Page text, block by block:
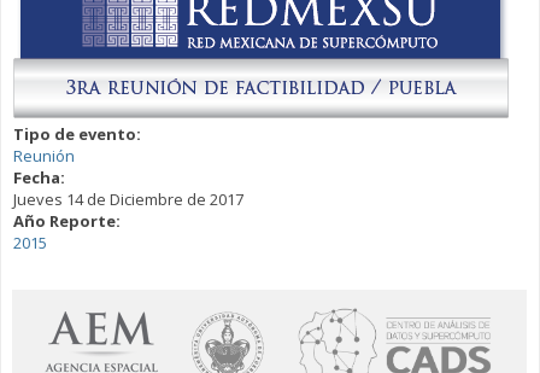
Tipo de evento:
Reunión
Fecha:
Jueves 14 de Diciembre de 2017
Año Reporte:
2015